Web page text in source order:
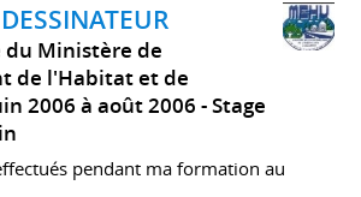
Ministère de
de l'Habitat et de
2006 à août 2006 Stage
pendant ma formation au